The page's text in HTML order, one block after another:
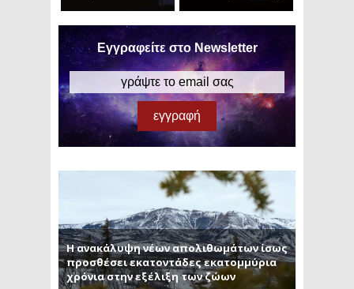
Εγγραφείτε στο Newsletter
Η ανακάλυψη νέων απολιθωμάτων ίσως
προσθέσει εκατοντάδες εκατομμύρια
χρόνια στην εξέλιξη των ζώων